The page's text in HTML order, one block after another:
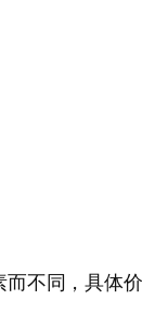
不同，具体